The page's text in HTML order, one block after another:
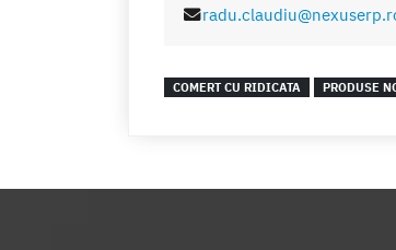
COMERT CU RIDICATA PRODUSE